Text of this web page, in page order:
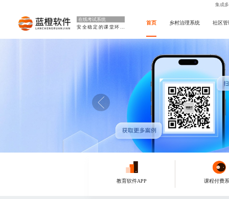
集成
在线考试系统
安全稳定的课堂环境
首页 乡村治理系统 社区管
教育软件APP 课程付费